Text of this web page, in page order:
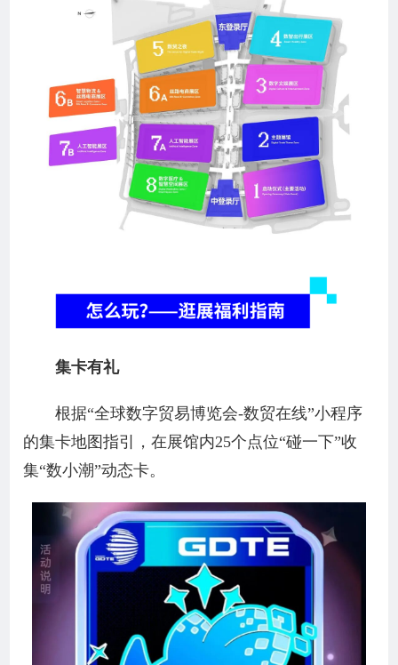
集卡有礼
根据“全球数字贸易博览会-数贸在线”小程序
的集卡地图指引，在展馆内25个点位“碰一下”收
集“数小潮”动态卡。